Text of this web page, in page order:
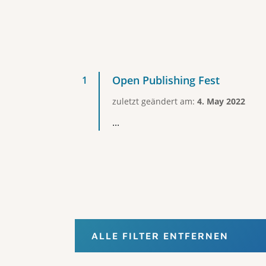
Open Publishing Fest
zuletzt geändert am: 4. May 2022
...
ALLE FILTER ENTFERNEN